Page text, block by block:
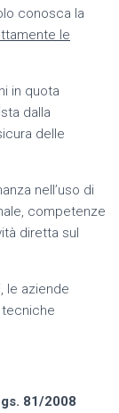
conosca la
le
in quota
dalla
delle
nell’uso di
competenze
diretta sul
le aziende
81/2008